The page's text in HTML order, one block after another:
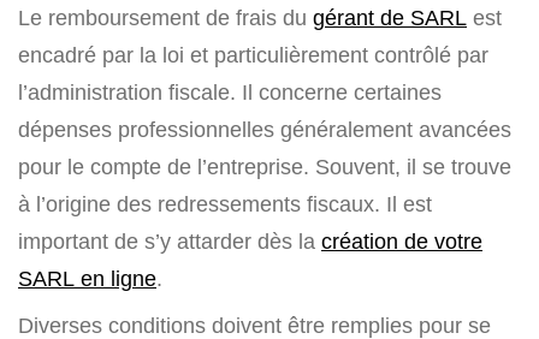
Le remboursement de frais du gérant de SARL est
encadré par la loi et particulièrement contrôlé par
l’administration fiscale. Il concerne certaines
dépenses professionnelles généralement avancées
pour le compte de l’entreprise. Souvent, il se trouve
à l’origine des redressements fiscaux. Il est
important de s’y attarder dès la création de votre
SARL en ligne.
Diverses conditions doivent être remplies pour se